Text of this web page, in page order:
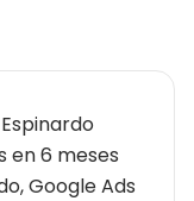
en 6 meses
Google Ads